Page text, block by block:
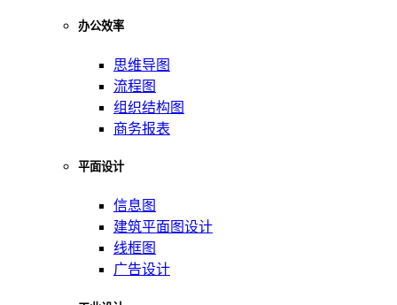
办公效率
思维导图
流程图
组织结构图
商务报表
平面设计
信息图
建筑平面图设计
线框图
广告设计